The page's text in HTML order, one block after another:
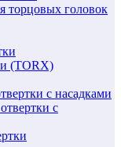
торцовых головок
(TORX)
с насадками
с